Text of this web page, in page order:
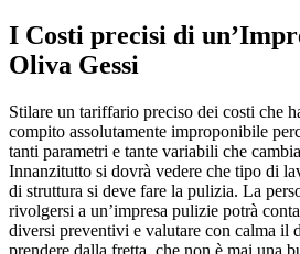
I Costi precisi di un’
Oliva Gessi
Stilare un tariffario preciso dei costi che
compito assolutamente improponibile
tanti parametri e tante variabili che
Innanzitutto si dovrà vedere che tipo di
di struttura si deve fare la pulizia. La
rivolgersi a un’impresa pulizie potrà
diversi preventivi e valutare con calma il